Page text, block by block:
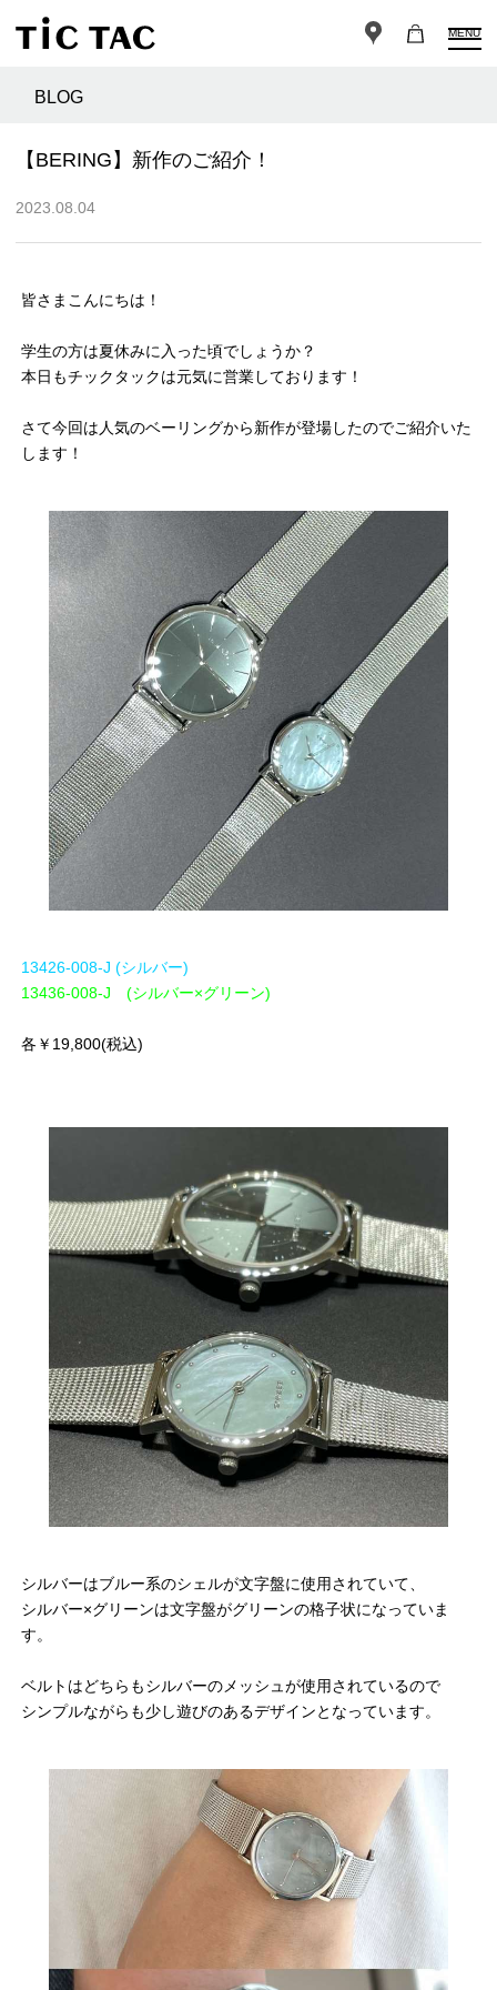
MENU
BLOG
【BERING】新作のご紹介！
2023.08.04
皆さまこんにちは！
学生の方は夏休みに入った頃でしょうか？
本日もチックタックは元気に営業しております！
さて今回は人気のベーリングから新作が登場したのでご紹介いた
します！
13426-008-J (シルバー)
13436-008-J (シルバー×グリーン)
各￥19,800(税込)
シルバーはブルー系のシェルが文字盤に使用されていて、
シルバー×グリーンは文字盤がグリーンの格子状になっていま
す。
ベルトはどちらもシルバーのメッシュが使用されているので
シンプルながらも少し遊びのあるデザインとなっています。